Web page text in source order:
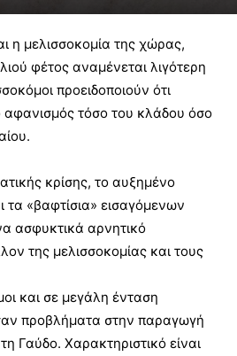
η μελισσοκομία της χώρας,
φέτος αναμένεται λιγότερη
προειδοποιούν ότι
αφανισμός τόσο του κλάδου όσο
κρίσης, το αυξημένο
«βαφτίσια» εισαγόμενων
ασφυκτικά αρνητικό
της μελισσοκομίας και τους
και σε μεγάλη ένταση
προβλήματα στην παραγωγή
Γαύδο. Χαρακτηριστικό είναι